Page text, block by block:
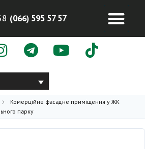
(066) 595 57 57
Комерційне фасадне приміщення у ЖК
парку